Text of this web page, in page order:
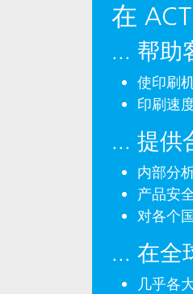
在
... 帮助
使印刷
印刷速
... 提供
内部分
产品安
对各个
... 在全
几乎各